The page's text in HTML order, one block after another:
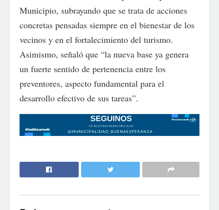
Municipio, subrayando que se trata de acciones
concretas pensadas siempre en el bienestar de los
vecinos y en el fortalecimiento del turismo.
Asimismo, señaló que “la nueva base ya genera
un fuerte sentido de pertenencia entre los
preventores, aspecto fundamental para el
desarrollo efectivo de sus tareas”.